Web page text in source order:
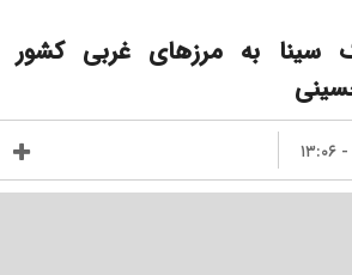
سینا به مرزهای غربی کشور